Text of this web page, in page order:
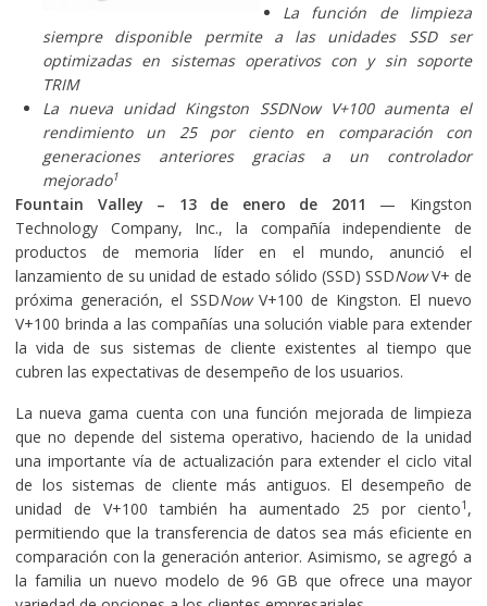
La función de limpieza
siempre disponible permite a las unidades SSD ser
optimizadas en sistemas operativos con y sin soporte
TRIM
La nueva unidad Kingston SSDNow V+100 aumenta el
rendimiento un 25 por ciento en comparación con
generaciones anteriores gracias a un controlador
mejorado1
Fountain Valley – 13 de enero de 2011
— Kingston
Technology Company, Inc., la compañía independiente de
productos de memoria líder en el mundo, anunció el
lanzamiento de su unidad de estado sólido (SSD) SSDNowV+ de
próxima generación, el SSDNowV+100 de Kingston. El nuevo
V+100 brinda a las compañías una solución viable para extender
la vida de sus sistemas de cliente existentes al tiempo que
cubren las expectativas de desempeño de los usuarios.
La nueva gama cuenta con una función mejorada de limpieza
que no depende del sistema operativo, haciendo de la unidad
una importante vía de actualización para extender el ciclo vital
de los sistemas de cliente más antiguos. El desempeño de
unidad de V+100 también ha aumentado 25 por ciento1 ,
permitiendo que la transferencia de datos sea más eficiente en
comparación con la generación anterior. Asimismo, se agregó a
la familia un nuevo modelo de 96 GB que ofrece una mayor